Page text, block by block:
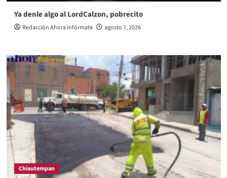
Ya denle algo al LordCalzon, pobrecito
Redacción Ahora Infórmate agosto 7, 2026
Chiautempan